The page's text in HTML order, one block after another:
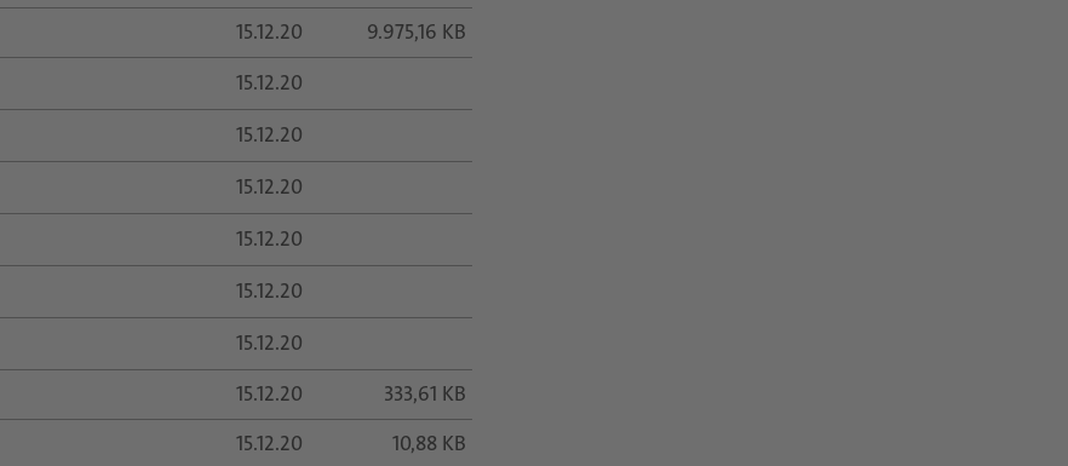
15.12.20
9.975,16 KB
15.12.20
15.12.20
15.12.20
15.12.20
15.12.20
15.12.20
15.12.20
333,61 KB
15.12.20
10,88 KB